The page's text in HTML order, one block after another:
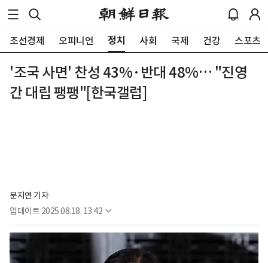
조선경제 오피니언 정치 사회 국제 건강 스포츠
'조국 사면' 찬성 43%·반대 48%… "진영
간 대립 팽팽"[한국갤럽]
문지연 기자
업데이트 2025.08.18. 13:42